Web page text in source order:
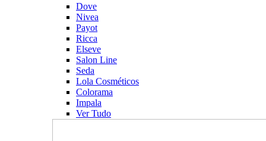
Dove
Nivea
Payot
Ricca
Elseve
Salon Line
Seda
Lola Cosméticos
Colorama
Impala
Ver Tudo